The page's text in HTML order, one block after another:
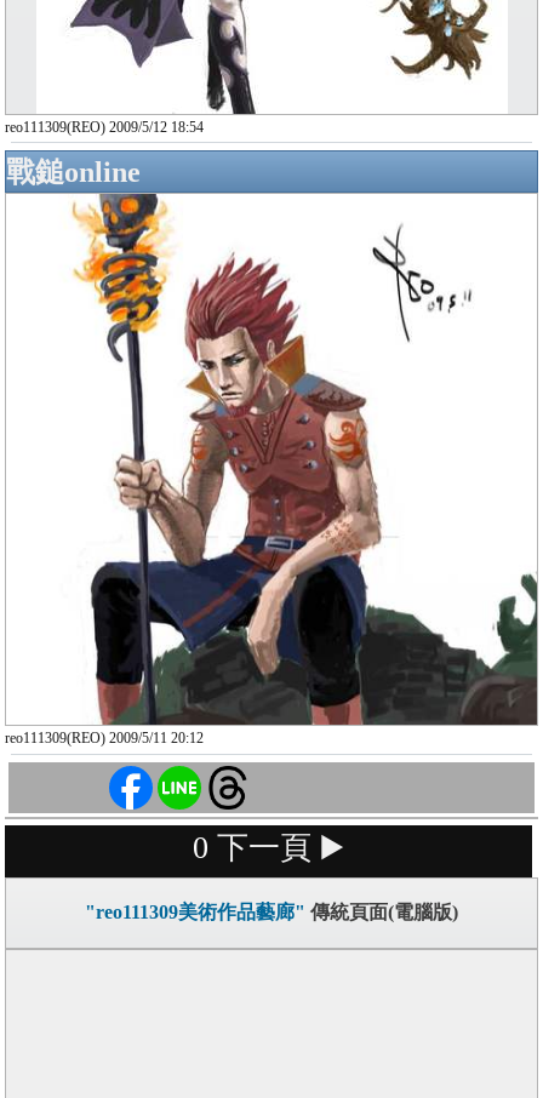
reo111309(REO) 2009/5/12 18:54
戰鎚online
reo111309(REO) 2009/5/11 20:12
0 下一頁 ▶️
"reo111309美術作品藝廊" 傳統頁面(電腦版)